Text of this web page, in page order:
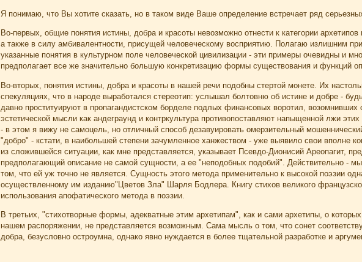
Я понимаю, что Вы хотите сказать, но в таком виде Ваше определение встречает ряд
Во-первых, общие понятия истины, добра и красоты невозможно отнести к категории
а также в силу амбивалентности, присущей человеческому восприятию. Полагаю излишним
указанные понятия в культурном поле человеческой цивилизации - эти примеры очевидны и
предполагает все же значительно большую конкретизацию формы существования и функций
Во-вторых, понятия истины, добра и красоты в нашей речи подобны стертой монете. Их
спекуляциях, что в народе выработался стереотип: услышал болтовню об истине и добре -
давно проституируют в пропагандистском борделе подлых финансовых воротил,
эстетической мысли как андеграунд и контркультура противопоставляют напыщенной лжи
- в этом я вижу не самоцель, но отличный способ дезавуировать омерзительный
"добро" - кстати, в наибольшей степени зачумленное ханжеством - уже выявило свои вполне
из сложившейся ситуации, как мне представляется, указывает Псевдо-Дионисий Ареопагит,
предполагающий описание не самой сущности, а ее "неподобных подобий". Действительно -
том, что ей уж точно не является. Сущность этого метода применительно к высокой поэзии
осуществленному им изданию"Цветов Зла" Шарля Бодлера. Книгу стихов великого
использования апофатического метода в поэзии.
В третьих, "стихотворные формы, адекватные этим архетипам", как и сами архетипы, о
нашем распоряжении, не представляется возможным. Сама мысль о том, что сонет
добра, безусловно остроумна, однако явно нуждается в более тщательной разработке и